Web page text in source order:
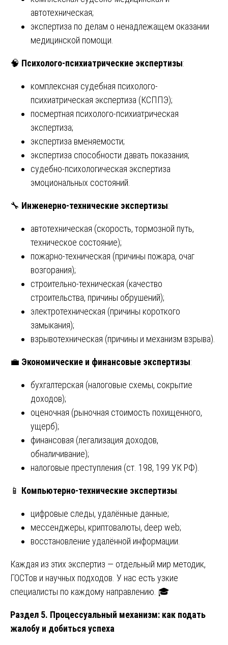
автотехническая;
экспертиза по делам о ненадлежащем оказании
медицинской помощи.
🧠 Психолого-психиатрические экспертизы:
комплексная судебная психолого-
психиатрическая экспертиза (КСППЭ);
посмертная психолого-психиатрическая
экспертиза;
экспертиза вменяемости;
экспертиза способности давать показания;
судебно-психологическая экспертиза
эмоциональных состояний.
🔧 Инженерно-технические экспертизы:
автотехническая (скорость, тормозной путь,
техническое состояние);
пожарно-техническая (причины пожара, очаг
возгорания);
строительно-техническая (качество
строительства, причины обрушений);
электротехническая (причины короткого
замыкания);
взрывотехническая (причины и механизм взрыва).
💼 Экономические и финансовые экспертизы:
бухгалтерская (налоговые схемы, сокрытие
доходов);
оценочная (рыночная стоимость похищенного,
ущерб);
финансовая (легализация доходов,
обналичивание);
налоговые преступления (ст. 198, 199 УК РФ).
📱 Компьютерно-технические экспертизы:
цифровые следы, удалённые данные;
мессенджеры, криптовалюты, deep web;
восстановление удалённой информации.
Каждая из этих экспертиз — отдельный мир методик,
ГОСТов и научных подходов. У нас есть узкие
специалисты по каждому направлению. 🎓
Раздел 5. Процессуальный механизм: как подать
жалобу и добиться успеха